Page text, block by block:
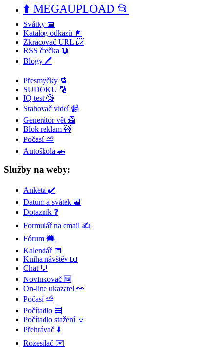
⬆️ MEGAUPLOAD 📂
Svátky 📅
Katalog odkazů 📓
Zkracovač URL 📨
RSS čtečka 📖
Blogy 🖊️
Přesmyčky 🔁
SUDOKU 🔢
IQ test 🧐
Stahovač videí 📹
Generátor vět 📠
Blok reklam 🚧
Počasí ⛅
Autoškola 🚗
Služby na weby:
Anketa ✔️
Datum a svátek 📆
Dotazník ❓
Formulář na email ✍️
Fórum 🗯
Kalendář 📅
Kniha návštěv 📖
Chat 💬
Novinkovač 🆕
On-line ukazatel 👀
Počasí ⛅
Počítadlo 🧮
Počítadlo stažení 🔽
Přehrávač ⬇️
Rozesílač ✉️